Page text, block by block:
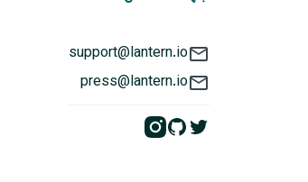
support@lantern.io
press@lantern.io